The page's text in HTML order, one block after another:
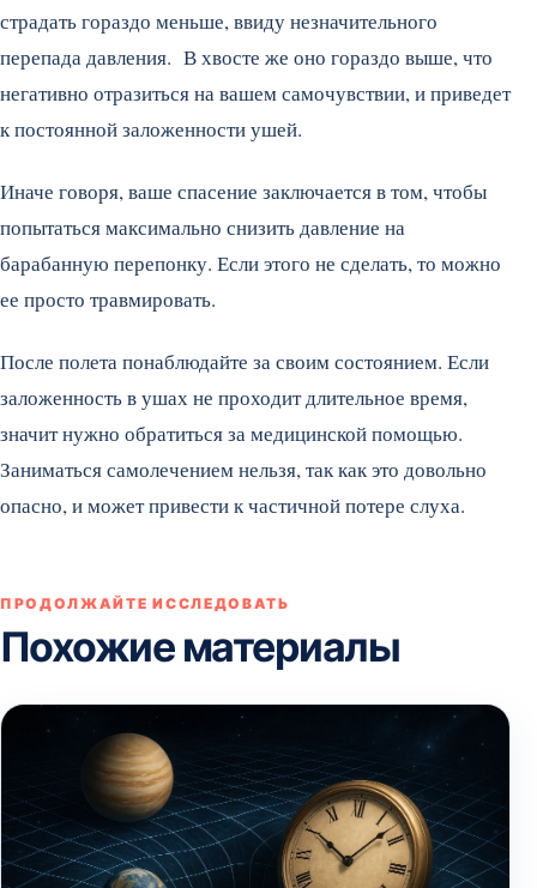
страдать гораздо меньше, ввиду незначительного
перепада давления. В хвосте же оно гораздо выше, что
негативно отразиться на вашем самочувствии, и приведет
к постоянной заложенности ушей.
Иначе говоря, ваше спасение заключается в том, чтобы
попытаться максимально снизить давление на
барабанную перепонку. Если этого не сделать, то можно
ее просто травмировать.
После полета понаблюдайте за своим состоянием. Если
заложенность в ушах не проходит длительное время,
значит нужно обратиться за медицинской помощью.
Заниматься самолечением нельзя, так как это довольно
опасно, и может привести к частичной потере слуха.
ПРОДОЛЖАЙТЕ ИССЛЕДОВАТЬ
Похожие материалы